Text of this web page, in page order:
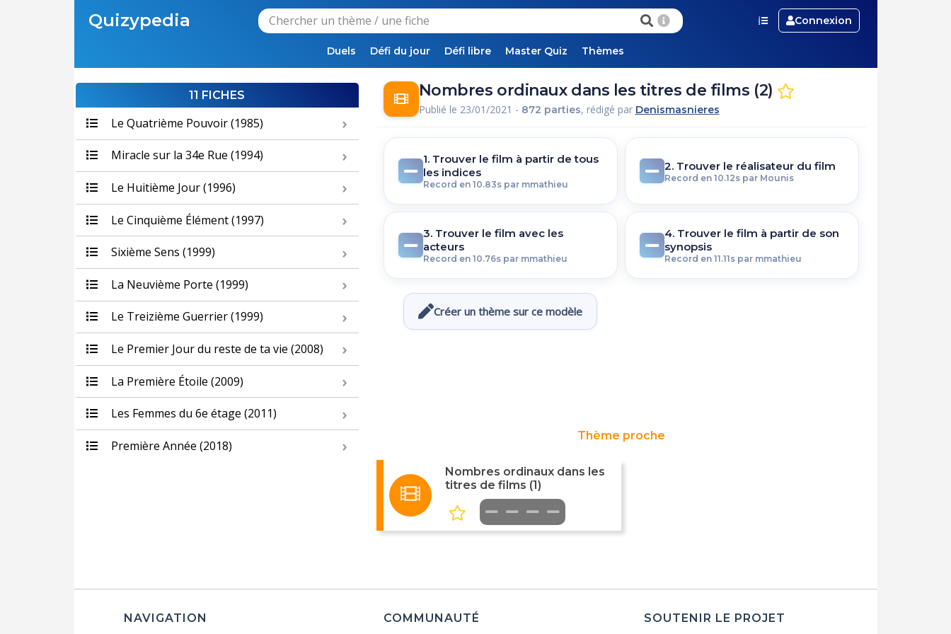
Quizypedia Connexion
Duels Défi du jour Défi libre Master Quiz Thèmes
11 FICHES
Le Quatrième Pouvoir (1985)
Miracle sur la 34e Rue (1994)
Le Huitième Jour (1996)
Le Cinquième Élément (1997)
Sixième Sens (1999)
La Neuvième Porte (1999)
Le Treizième Guerrier (1999)
Le Premier Jour du reste de ta vie (2008)
La Première Étoile (2009)
Les Femmes du 6e étage (2011)
Première Année (2018)
Nombres ordinaux dans les titres de films (2)
Publié le 23/01/2021 - 872 parties, rédigé par Denismasnieres
1. Trouver le film à partir de tous
les indices
Record en 10.83s par mmathieu
2. Trouver le réalisateur du film
Record en 10.12s par Mounis
3. Trouver le film avec les
acteurs
Record en 10.76s par mmathieu
4. Trouver le film à partir de son
synopsis
Record en 11.11s par mmathieu
Créer un thème sur ce modèle
Thème proche
Nombres ordinaux dans les
titres de films (1)
NAVIGATION COMMUNAUTÉ SOUTENIR LE PROJET